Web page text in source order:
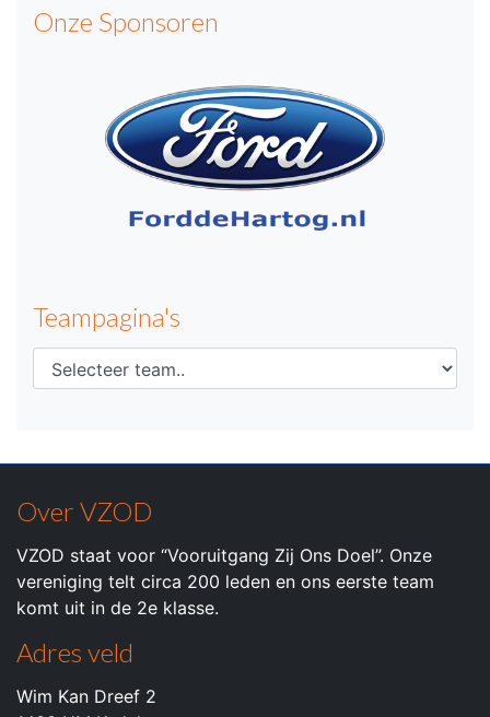
Onze Sponsoren
Teampagina's
Over VZOD
VZOD staat voor “Vooruitgang Zij Ons Doel”. Onze
vereniging telt circa 200 leden en ons eerste team
komt uit in de 2e klasse.
Adres veld
Wim Kan Dreef 2